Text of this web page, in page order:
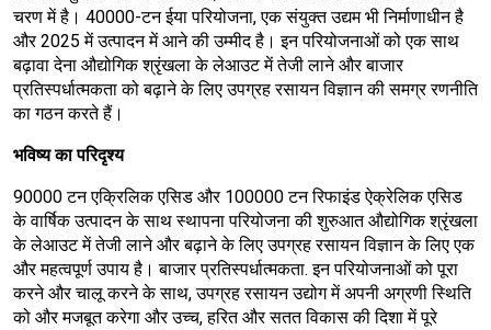
चरण में है। 40000-टन ईया परियोजना, एक संयुक्त उद्यम भी निर्माणाधीन है
और 2025 में उत्पादन में आने की उम्मीद है। इन परियोजनाओं को एक साथ
बढ़ावा देना औद्योगिक श्रृंखला के लेआउट में तेजी लाने और बाजार
प्रतिस्पर्धात्मकता को बढ़ाने के लिए उपग्रह रसायन विज्ञान की समग्र रणनीति
का गठन करते हैं।
भविष्य का परिदृश्य
90000 टन एक्रिलिक एसिड और 100000 टन रिफाइंड ऐक्रेलिक एसिड
के वार्षिक उत्पादन के साथ स्थापना परियोजना की शुरुआत औद्योगिक श्रृंखला
के लेआउट में तेजी लाने और बढ़ाने के लिए उपग्रह रसायन विज्ञान के लिए एक
और महत्वपूर्ण उपाय है। बाजार प्रतिस्पर्धात्मकता. इन परियोजनाओं को पूरा
करने और चालू करने के साथ, उपग्रह रसायन उद्योग में अपनी अग्रणी स्थिति
को और मजबूत करेगा और उच्च, हरित और सतत विकास की दिशा में पूरे